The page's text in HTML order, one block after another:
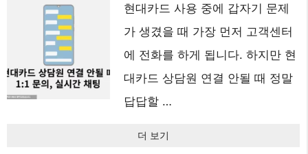
현대카드 사용 중에 갑자기 문제
가 생겼을 때 가장 먼저 고객센터
에 전화를 하게 됩니다. 하지만 현
대카드 상담원 연결 안될 때 정말
답답할 …
더 보기